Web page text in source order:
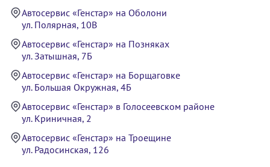
Автосервис «Генстар» на Оболони
ул. Полярная, 10В
Автосервис «Генстар» на Позняках
ул. Затышная, 7Б
Автосервис «Генстар» на Борщаговке
ул. Большая Окружная, 4Б
Автосервис «Генстар» в Голосеевском районе
ул. Криничная, 2
Автосервис «Генстар» на Троещине
ул. Радосинская, 126